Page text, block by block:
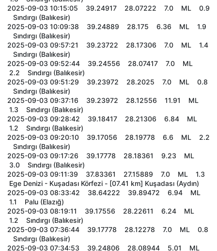
2025-09-03 10:15:05 39.24917 28.07222 7.0 ML 0.9
Sındırgı (Balıkesir)
2025-09-03 10:09:38 39.24889 28.175 6.36 ML 1.9
Sındırgı (Balıkesir)
2025-09-03 09:57:21 39.23722 28.17306 7.0 ML 1.4
Sındırgı (Balıkesir)
2025-09-03 09:52:44 39.24556 28.07417 7.0 ML
2.2 Sındırgı (Balıkesir)
2025-09-03 09:51:29 39.23972 28.2025 7.0 ML 0.8
Sındırgı (Balıkesir)
2025-09-03 09:37:16 39.23972 28.12556 11.91 ML
1.3 Sındırgı (Balıkesir)
2025-09-03 09:28:42 39.18417 28.21306 6.84 ML
1.2 Sındırgı (Balıkesir)
2025-09-03 09:20:10 39.17056 28.19778 6.6 ML 2.2
Sındırgı (Balıkesir)
2025-09-03 09:17:26 39.17778 28.18361 9.23 ML
3.0 Sındırgı (Balıkesir)
2025-09-03 09:11:39 37.83361 27.15889 7.0 ML 1.3
Ege Denizi - Kuşadası Körfezi - [07.41 km] Kuşadası (Aydın)
2025-09-03 08:33:42 38.64222 39.89472 6.94 ML
1.1 Palu (Elazığ)
2025-09-03 08:19:11 39.17556 28.22611 6.24 ML
1.2 Sındırgı (Balıkesir)
2025-09-03 07:36:44 39.17778 28.12278 7.0 ML 0.8
Sındırgı (Balıkesir)
2025-09-03 07:34:53 39.24806 28.08944 5.01 ML